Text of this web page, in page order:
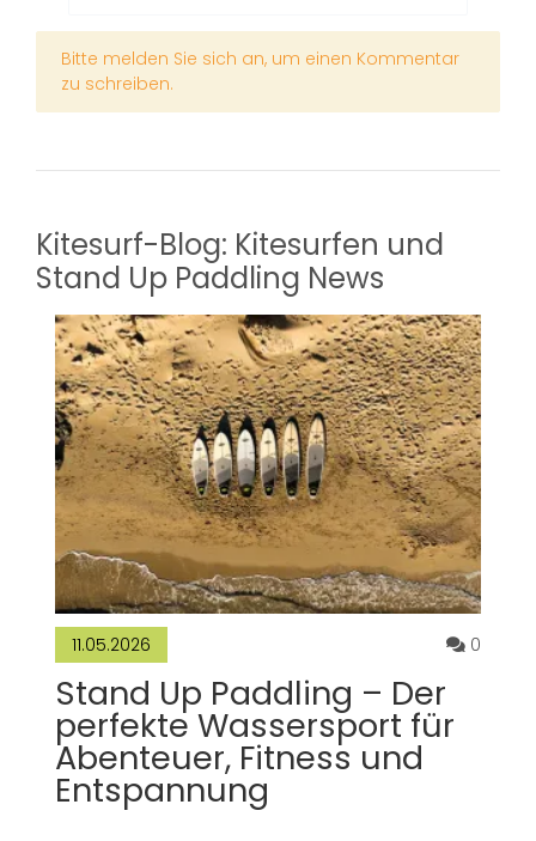
xBitte melden Sie sich an, um einen Kommentar
zu schreiben.
Kitesurf-Blog: Kitesurfen und
Stand Up Paddling News
11.05.2026 0
Stand Up Paddling – Der
perfekte Wassersport für
Abenteuer, Fitness und
Entspannung